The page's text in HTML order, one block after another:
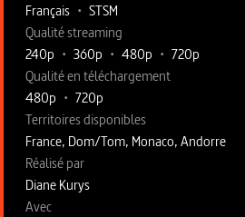
Français • STSM
Qualité streaming
240p • 360p • 480p • 720p
Qualité en téléchargement
480p • 720p
Territoires disponibles
France, Dom/Tom, Monaco, Andorre
Fiche technique section droite
Réalisé par
Diane Kurys
Avec